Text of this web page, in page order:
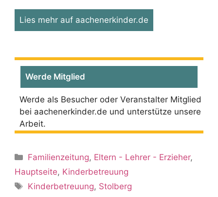
Lies mehr auf aachenerkinder.de
Werde Mitglied
Werde als Besucher oder Veranstalter Mitglied
bei aachenerkinder.de und unterstütze unsere
Arbeit.
Kategorien
Familienzeitung, Eltern - Lehrer - Erzieher,
Hauptseite, Kinderbetreuung
Schlagwörter
Kinderbetreuung, Stolberg